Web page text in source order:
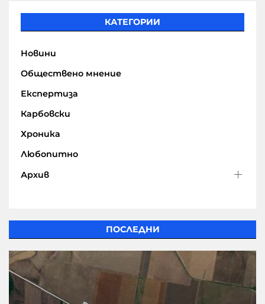
КАТЕГОРИИ
Новини
Обществено мнение
Експертиза
Карбовски
Хроника
Любопитно
Архив
ПОСЛЕДНИ